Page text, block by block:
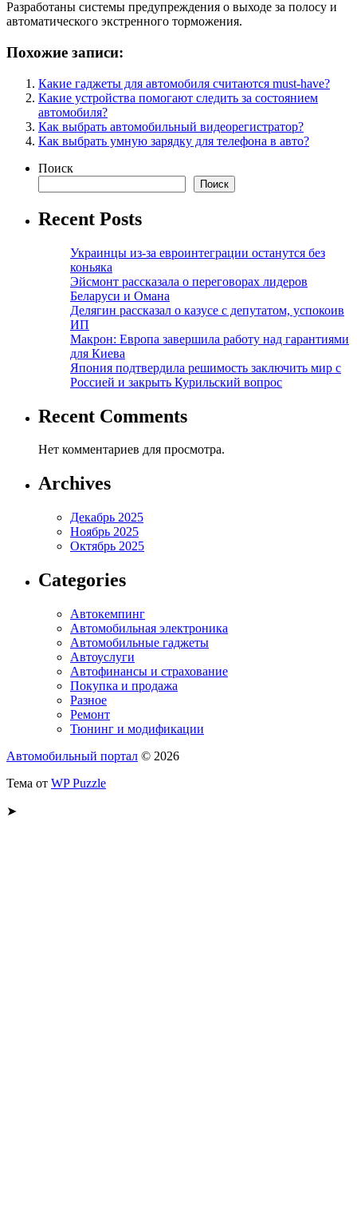
Разработаны системы предупреждения о выходе за полосу и
автоматического экстренного торможения.
Похожие записи:
Какие гаджеты для автомобиля считаются must-have?
Какие устройства помогают следить за состоянием
автомобиля?
Как выбрать автомобильный видеорегистратор?
Как выбрать умную зарядку для телефона в авто?
Поиск
Поиск
Recent Posts
Украинцы из-за евроинтеграции останутся без
коньяка
Эйсмонт рассказала о переговорах лидеров
Беларуси и Омана
Делягин рассказал о казусе с депутатом, успокоив
ИП
Макрон: Европа завершила работу над гарантиями
для Киева
Япония подтвердила решимость заключить мир с
Россией и закрыть Курильский вопрос
Recent Comments
Нет комментариев для просмотра.
Archives
Декабрь 2025
Ноябрь 2025
Октябрь 2025
Categories
Автокемпинг
Автомобильная электроника
Автомобильные гаджеты
Автоуслуги
Автофинансы и страхование
Покупка и продажа
Разное
Ремонт
Тюнинг и модификации
Автомобильный портал © 2026
Тема от WP Puzzle
➤